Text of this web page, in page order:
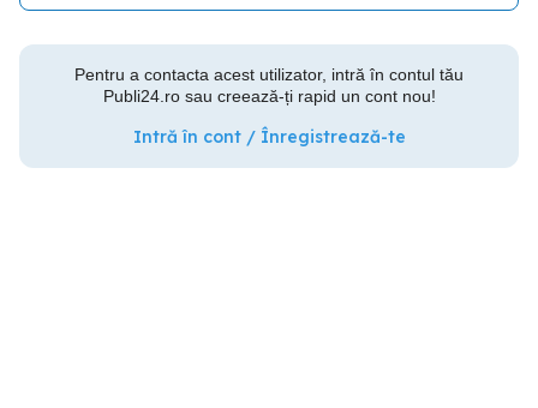
Pentru a contacta acest utilizator, intră în contul tău
Publi24.ro sau creează-ți rapid un cont nou!
Intră în cont / Înregistrează-te